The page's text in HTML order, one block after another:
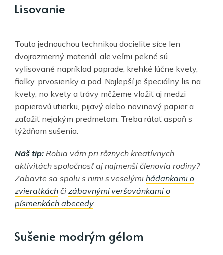
Lisovanie
Touto jednouchou technikou docielite síce len
dvojrozmerný materiál, ale veľmi pekné sú
vylisované napríklad paprade, krehké lúčne kvety,
fialky, prvosienky a pod. Najlepší je špeciálny lis na
kvety, no kvety a trávy môžeme vložiť aj medzi
papierovú utierku, pijavý alebo novinový papier a
zaťažiť nejakým predmetom. Treba rátať aspoň s
týždňom sušenia.
Náš tip: Robia vám pri rôznych kreatívnych
aktivitách spoločnosť aj najmenší členovia rodiny?
Zabavte sa spolu s nimi s veselými hádankami o
zvieratkách či zábavnými veršovánkami o
písmenkách abecedy.
Sušenie modrým gélom